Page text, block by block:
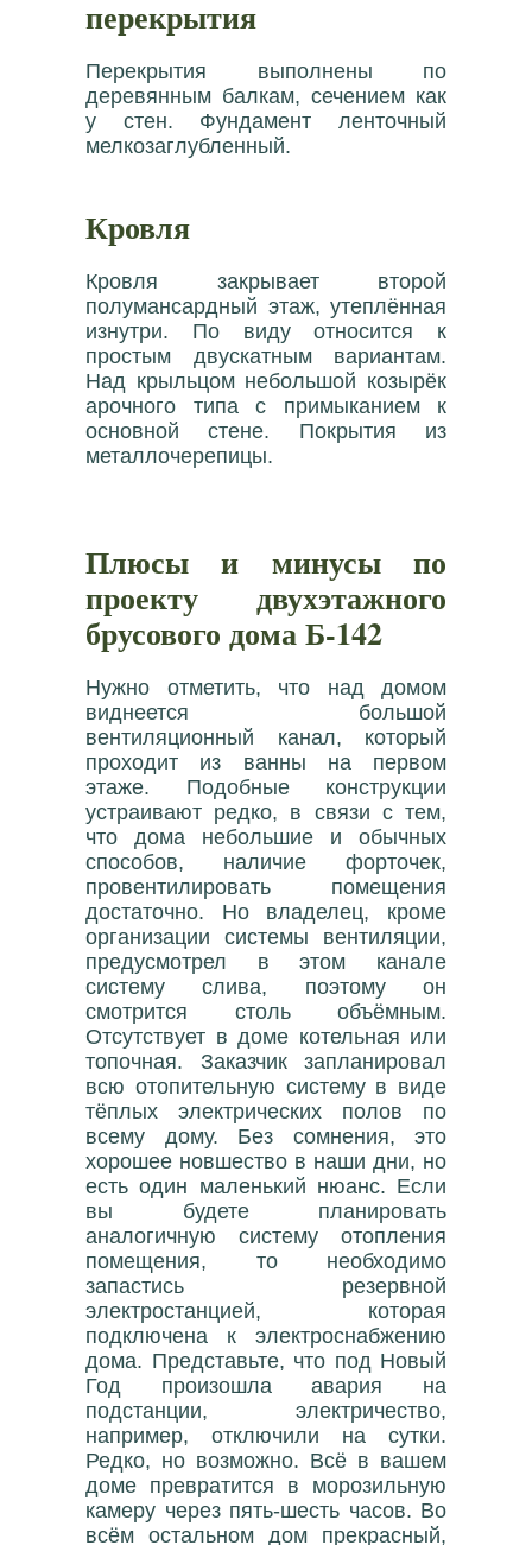
перекрытия
Перекрытия выполнены по
деревянным балкам, сечением как
у стен. Фундамент ленточный
мелкозаглубленный.
Кровля
Кровля закрывает второй
полумансардный этаж, утеплённая
изнутри. По виду относится к
простым двускатным вариантам.
Над крыльцом небольшой козырёк
арочного типа с примыканием к
основной стене. Покрытия из
металлочерепицы.
Плюсы и минусы по
проекту двухэтажного
брусового дома Б-142
Нужно отметить, что над домом
виднеется большой
вентиляционный канал, который
проходит из ванны на первом
этаже. Подобные конструкции
устраивают редко, в связи с тем,
что дома небольшие и обычных
способов, наличие форточек,
провентилировать помещения
достаточно. Но владелец, кроме
организации системы вентиляции,
предусмотрел в этом канале
систему слива, поэтому он
смотрится столь объёмным.
Отсутствует в доме котельная или
топочная. Заказчик запланировал
всю отопительную систему в виде
тёплых электрических полов по
всему дому. Без сомнения, это
хорошее новшество в наши дни, но
есть один маленький нюанс. Если
вы будете планировать
аналогичную систему отопления
помещения, то необходимо
запастись резервной
электростанцией, которая
подключена к электроснабжению
дома. Представьте, что под Новый
Год произошла авария на
подстанции, электричество,
например, отключили на сутки.
Редко, но возможно. Всё в вашем
доме превратится в морозильную
камеру через пять-шесть часов. Во
всём остальном дом прекрасный,